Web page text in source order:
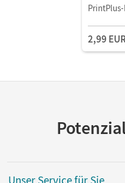
2,99
Unser Service für Sie